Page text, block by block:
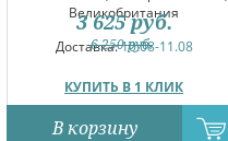
Великобритания
Доставка:10.08-11.08
КУПИТЬ В 1 КЛИК
6 250руб.
3 625 руб.
В корзину